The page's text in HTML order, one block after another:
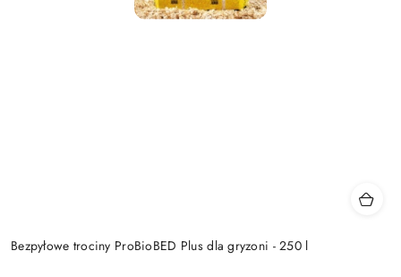
Bezpyłowe trociny ProBioBED Plus dla gryzoni - 250 l